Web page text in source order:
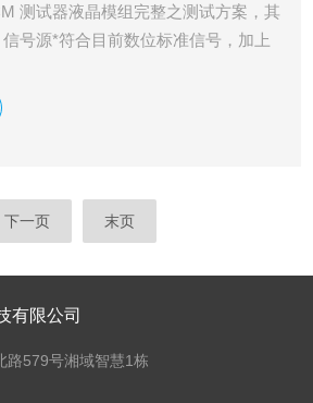
测试器液晶模组完整之测试方案，其
号源*符合目前数位标准信号，加上
之电源需求，立即进行液晶模组测
下一页 末页
有限公司
路579号湘域智慧1栋